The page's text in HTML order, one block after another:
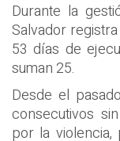
Durante la
Salvador
53 días de
suman 25.
Desde el
consecutivos
por la violencia,